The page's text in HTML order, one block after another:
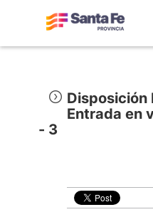
Disposición
Entrada en
- 3